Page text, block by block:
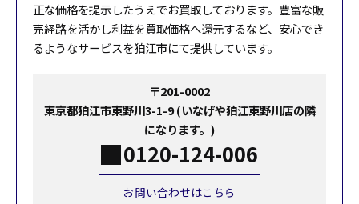
正な価格を提示したうえでお買取しております。豊富な販
売経路を活かし利益を買取価格へ還元するなど、安心でき
るようなサービスを狛江市にて提供しています。
〒201-0002
東京都狛江市東野川3-1-9 (いなげや狛江東野川店の隣
になります。)
0120-124-006
お問い合わせはこちら